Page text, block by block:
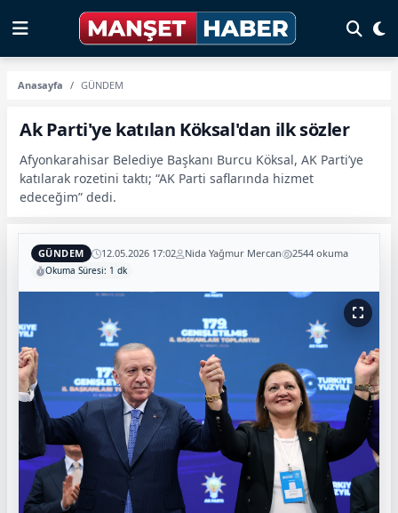
Anasayfa GÜNDEM
Ak Parti'ye katılan Köksal'dan ilk sözler
Afyonkarahisar Belediye Başkanı Burcu Köksal, AK Parti’ye
katılarak rozetini taktı; “AK Parti saflarında hizmet
edeceğim” dedi.
GÜNDEM 12.05.2026 17:02 Nida Yağmur Mercan 2544 okuma
Okuma Süresi: 1 dk